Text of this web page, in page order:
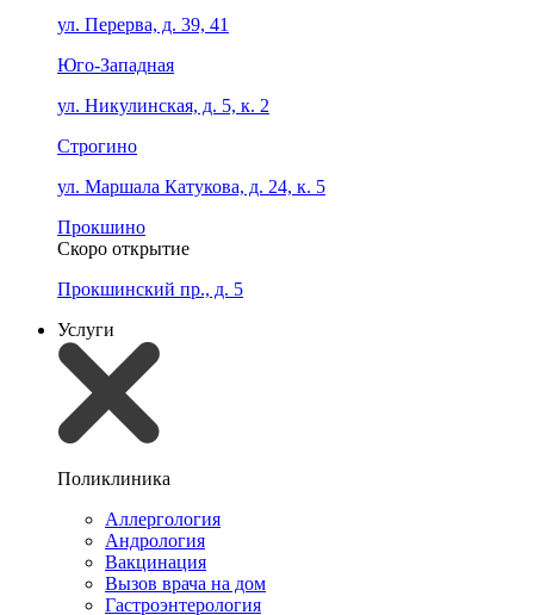
ул. Перерва, д. 39, 41
Юго-Западная
ул. Никулинская, д. 5, к. 2
Строгино
ул. Маршала Катукова, д. 24, к. 5
Прокшино
Скоро открытие
Прокшинский пр., д. 5
Услуги
Поликлиника
Аллергология
Андрология
Вакцинация
Вызов врача на дом
Гастроэнтерология